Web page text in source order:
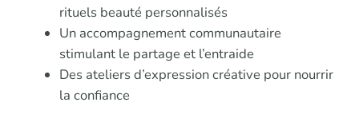
rituels beauté personnalisés
Un accompagnement communautaire
stimulant le partage et l’entraide
Des ateliers d’expression créative pour nourrir
la confiance